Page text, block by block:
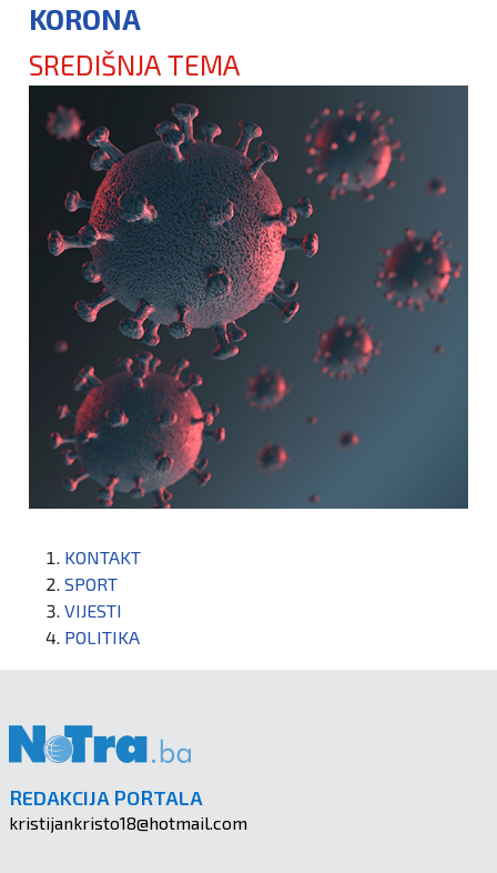
KORONA
SREDIŠNJA TEMA
KONTAKT
SPORT
VIJESTI
POLITIKA
REDAKCIJA PORTALA
kristijankristo18@hotmail.com